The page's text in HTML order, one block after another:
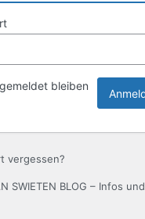
bleiben
vergessen?
SWIETEN BLOG – Infos und